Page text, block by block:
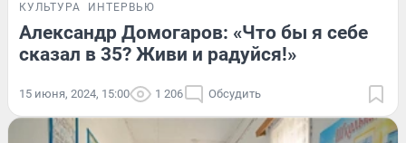
КУЛЬТУРА ИНТЕРВЬЮ
Александр Домогаров: «Что бы я себе
сказал в 35? Живи и радуйся!»
15 июня, 2024, 15:00 1 206 Обсудить